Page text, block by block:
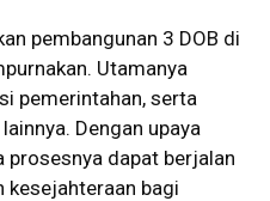
pembangunan 3 DOB di
Utamanya
pemerintahan, serta
Dengan upaya
prosesnya dapat berjalan
kesejahteraan bagi